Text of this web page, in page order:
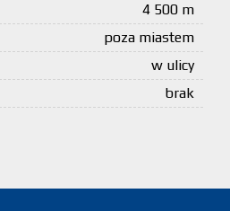
4 500 m
poza miastem
w ulicy
brak